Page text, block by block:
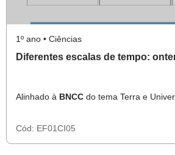
1º ano • Ciências
Diferentes escalas de tempo:
Alinhado à BNCC do tema Terra e
Cód: EF01CI05